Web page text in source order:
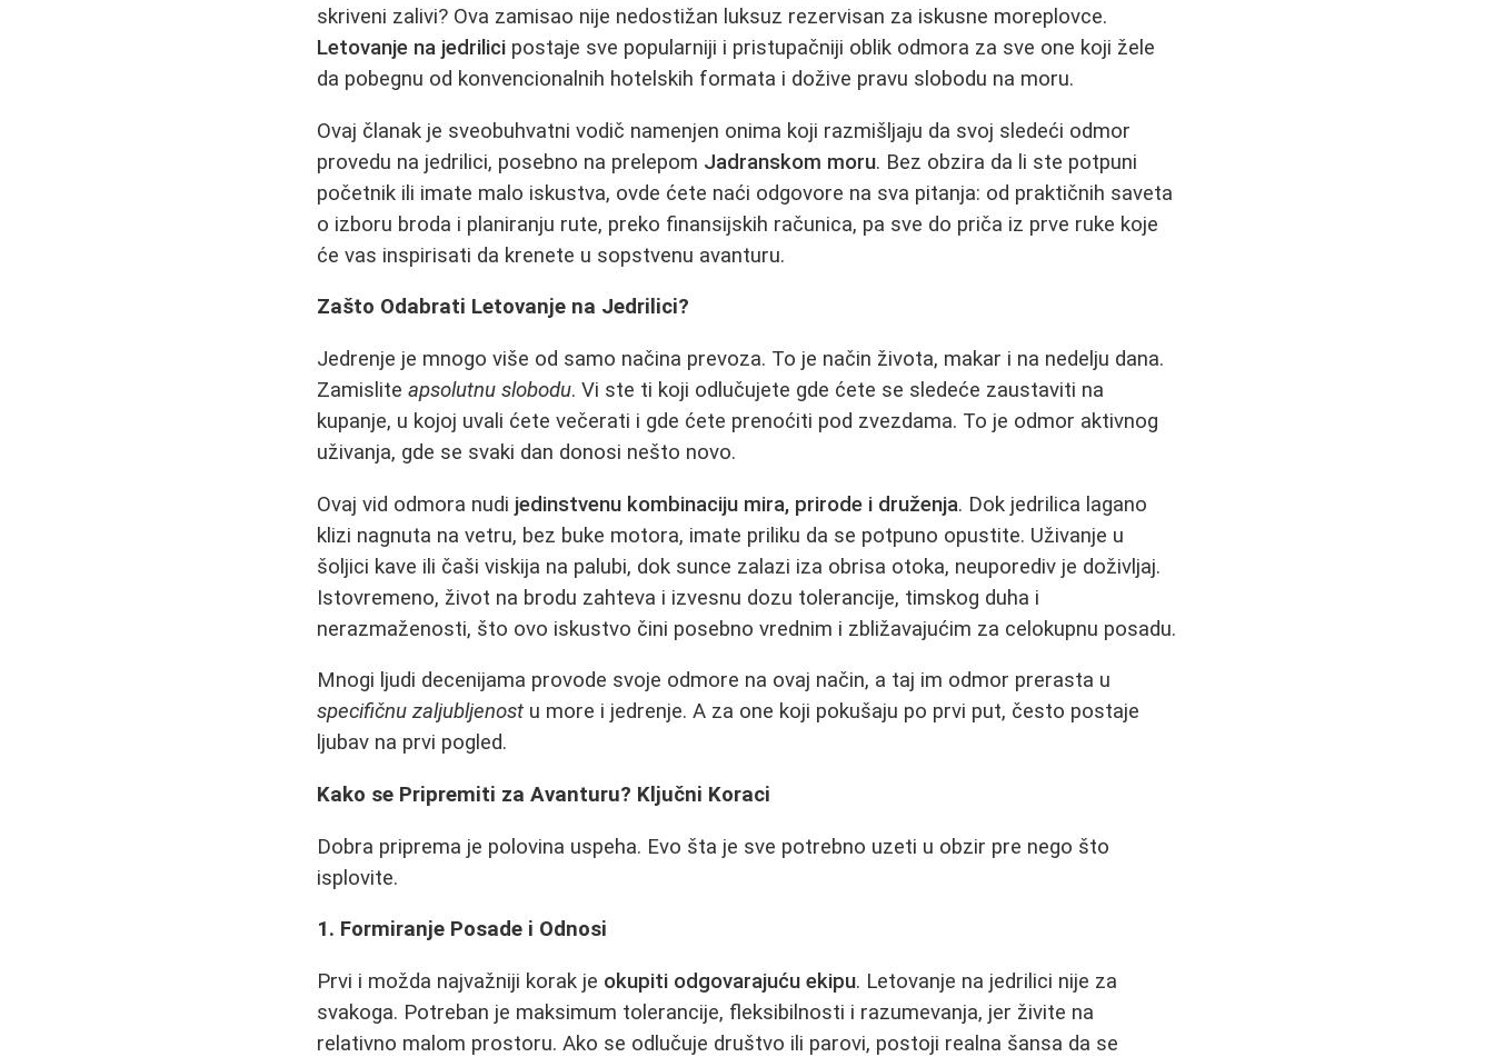
skriveni zalivi? Ova zamisao nije nedostižan luksuz rezervisan za iskusne moreplovce.
Letovanje na jedrilici postaje sve popularniji i pristupačniji oblik odmora za sve one koji žele
da pobegnu od konvencionalnih hotelskih formata i dožive pravu slobodu na moru.
Ovaj članak je sveobuhvatni vodič namenjen onima koji razmišljaju da svoj sledeći odmor
provedu na jedrilici, posebno na prelepom Jadranskom moru. Bez obzira da li ste potpuni
početnik ili imate malo iskustva, ovde ćete naći odgovore na sva pitanja: od praktičnih saveta
o izboru broda i planiranju rute, preko finansijskih računica, pa sve do priča iz prve ruke koje
će vas inspirisati da krenete u sopstvenu avanturu.
Zašto Odabrati Letovanje na Jedrilici?
Jedrenje je mnogo više od samo načina prevoza. To je način života, makar i na nedelju dana.
Zamisliteapsolutnu slobodu. Vi ste ti koji odlučujete gde ćete se sledeće zaustaviti na
kupanje, u kojoj uvali ćete večerati i gde ćete prenoćiti pod zvezdama. To je odmor aktivnog
uživanja, gde se svaki dan donosi nešto novo.
Ovaj vid odmora nudi jedinstvenu kombinaciju mira, prirode i druženja. Dok jedrilica lagano
klizi nagnuta na vetru, bez buke motora, imate priliku da se potpuno opustite. Uživanje u
šoljici kave ili čaši viskija na palubi, dok sunce zalazi iza obrisa otoka, neuporediv je doživljaj.
Istovremeno, život na brodu zahteva i izvesnu dozu tolerancije, timskog duha i
nerazmaženosti, što ovo iskustvo čini posebno vrednim i zbližavajućim za celokupnu posadu.
Mnogi ljudi decenijama provode svoje odmore na ovaj način, a taj im odmor prerasta u
specifičnu zaljubljenost u more i jedrenje. A za one koji pokušaju po prvi put, često postaje
ljubav na prvi pogled.
Kako se Pripremiti za Avanturu? Ključni Koraci
Dobra priprema je polovina uspeha. Evo šta je sve potrebno uzeti u obzir pre nego što
isplovite.
1. Formiranje Posade i Odnosi
Prvi i možda najvažniji korak je okupiti odgovarajuću ekipu. Letovanje na jedrilici nije za
svakoga. Potreban je maksimum tolerancije, fleksibilnosti i razumevanja, jer živite na
relativno malom prostoru. Ako se odlučuje društvo ili parovi, postoji realna šansa da se